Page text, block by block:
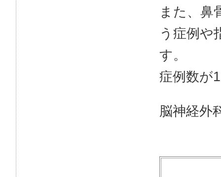
また、鼻
う症例や
す。
症例数が
脳神経外